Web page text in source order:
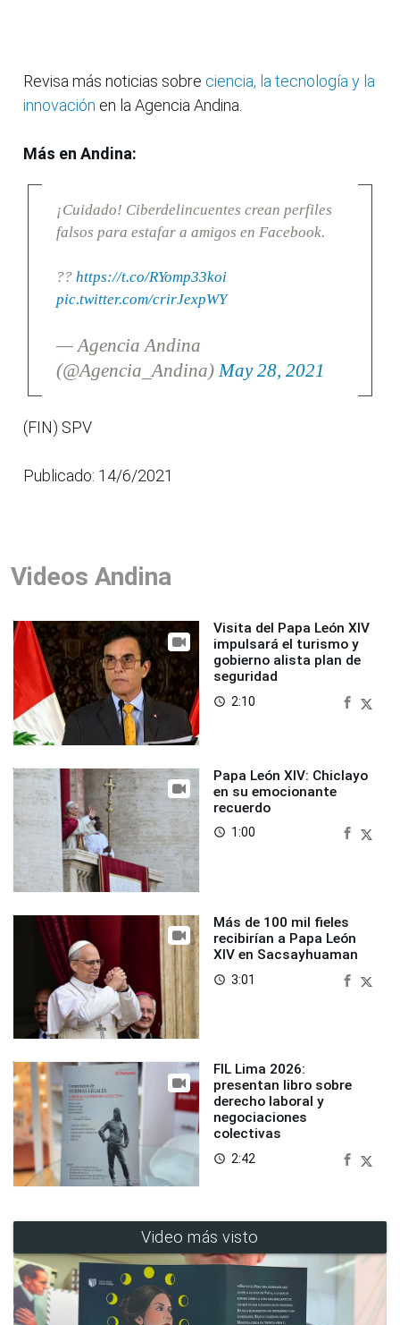
Revisa más noticias sobre ciencia, la tecnología y la
innovación en la Agencia Andina.
Más en Andina:
¡Cuidado! Ciberdelincuentes crean perfiles
falsos para estafar a amigos en Facebook.
?? https://t.co/RYomp33koi
pic.twitter.com/crirJexpWY
— Agencia Andina
(@Agencia_Andina) May 28, 2021
(FIN) SPV
Publicado: 14/6/2021
Videos Andina
Visita del Papa León XIV
impulsará el turismo y
gobierno alista plan de
seguridad
access_time 2:10
Papa León XIV: Chiclayo
en su emocionante
recuerdo
access_time 1:00
Más de 100 mil fieles
recibirían a Papa León
XIV en Sacsayhuaman
access_time 3:01
FIL Lima 2026:
presentan libro sobre
derecho laboral y
negociaciones
colectivas
access_time 2:42
Video más visto